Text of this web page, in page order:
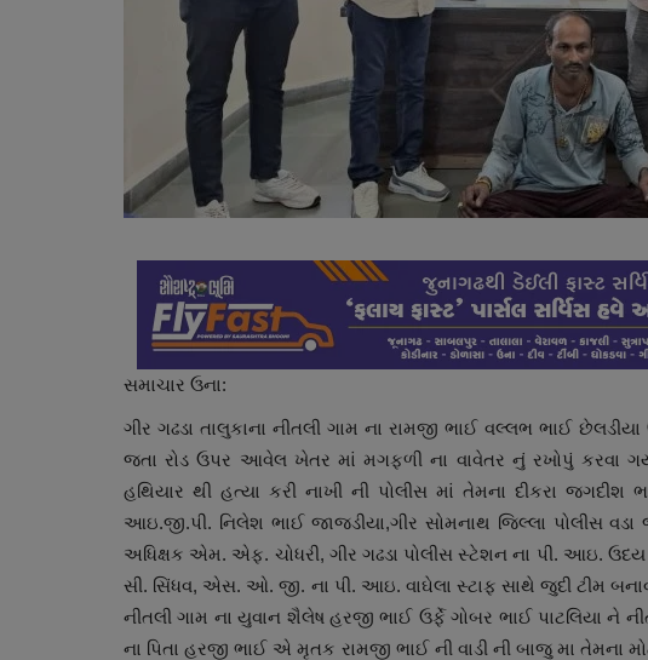
સમાચાર ઉના:
ગીર ગઢડા તાલુકાના નીતલી ગામ ના રામજી ભાઈ વલ્લભ ભાઈ છેલડીયા
જતા રોડ ઉપર આવેલ ખેતર માં મગફળી ના વાવેતર નું રખોપું કરવા
હથિયાર થી હત્યા કરી નાખી ની પોલીસ માં તેમના દીકરા જગદીશ
આઇ.જી.પી. નિલેશ ભાઈ જાજડીયા,ગીર સોમનાથ જિલ્લા પોલીસ
અધિક્ષક એમ. એફ. ચોધરી, ગીર ગઢડા પોલીસ સ્ટેશન ના પી. આઇ. ઉદય
સી. સિંધવ, એસ. ઓ. જી. ના પી. આઇ. વાઘેલા સ્ટાફ સાથે જુદી ટીમ
નીતલી ગામ ના યુવાન શૈલેષ હરજી ભાઈ ઉર્ફે ગોબર ભાઈ પાટલિયા ને
ના પિતા હરજી ભાઈ એ મૃતક રામજી ભાઈ ની વાડી ની બાજુ મા તેમના